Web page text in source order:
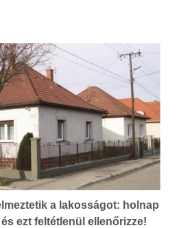
a lakosságot: holnap
ezt feltétlenül ellenőrizze!